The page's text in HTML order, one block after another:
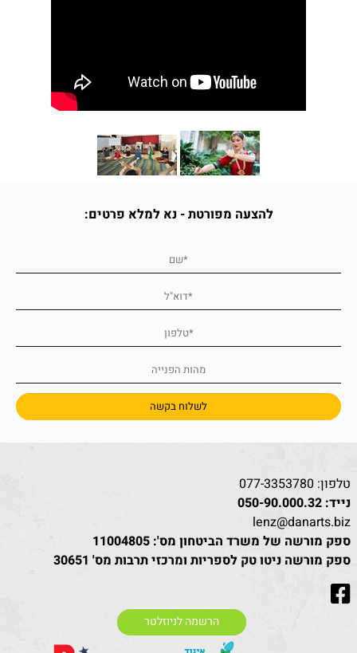
להצעה מפורטת - נא למלא פרטים:
טלפון: 077-3353780
נייד: 050-90.000.32
lenz@danarts.biz
ספק מורשה של משרד הביטחון מס': 11004805
ספק מורשה ניטו טק לספריות ומרכזי תרבות מס' 30651
הרשמה לניוזלטר